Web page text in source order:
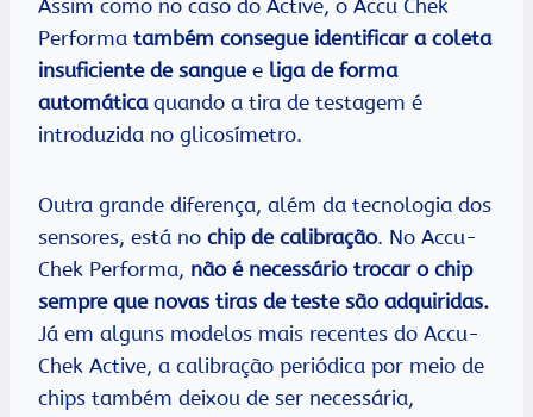
Assim como no caso do Active, o Accu Chek
Performa também consegue identificar a coleta
insuficiente de sangue e liga de forma
automáticaquando a tira de testagem é
introduzida no glicosímetro.
Outra grande diferença, além da tecnologia dos
sensores, está no chip de calibração. No Accu-
Chek Performa, não é necessário trocar o chip
sempre que novas tiras de teste são adquiridas.
Já em alguns modelos mais recentes do Accu-
Chek Active, a calibração periódica por meio de
chips também deixou de ser necessária,